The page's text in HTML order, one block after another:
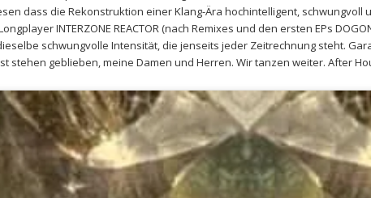
dass die Rekonstruktion einer Klang-Ära hochintelligent,
INTERZONE REACTOR (nach Remixes und den ersten EPs
schwungvolle Intensität, die jenseits jeder Zeitrechnung steht.
stehen geblieben, meine Damen und Herren. Wir tanzen weiter. After